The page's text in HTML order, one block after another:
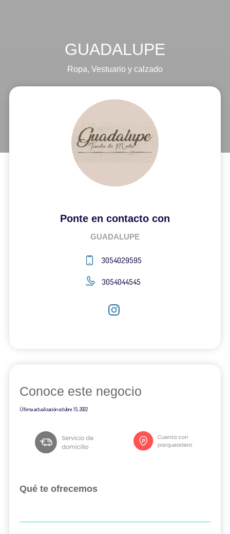
GUADALUPE
Ropa, Vestuario y calzado
Ponte en contacto con
GUADALUPE
3054029595
3054044545
Conoce este negocio
Última actualizaciónoctubre 15, 2022
Qué te ofrecemos